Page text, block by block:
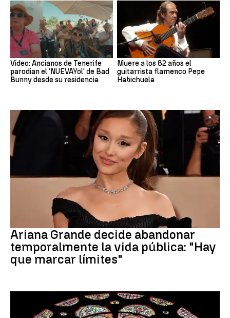
Vídeo: Ancianos de Tenerife
parodian el 'NUEVAYol' de Bad
Bunny desde su residencia
Muere a los 82 años el
guitarrista flamenco Pepe
Habichuela
Ariana Grande decide abandonar
temporalmente la vida pública: "Hay
que marcar límites"